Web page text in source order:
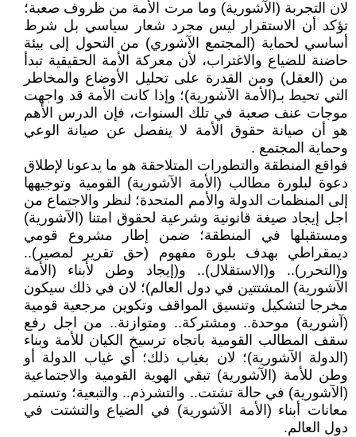
لان التجربة (الآشورية) وما مرت الأمة من ظروف صعبة؛
تؤكد أن الاستقرار ليس مجرد شعار سياسي بل شرط
أساسي لحماية (المجتمع الآشوري) من التحول إلى بيئة
حاضنة للضياع والاغتراب، لأن معركة الأمة الحقيقية تبدأ
من (العقل) ومن القدرة على تحليل الأوضاع والمخاطر
التي تحيط بـ(الأمة الآشورية)؛ وإذا كانت الأمة قد واجهت
موجات عنف صعبة في تلك السنوات، فإن الدرس الأهم
هو أن صيانة حقوق الأمة لا ينفصل عن صيانة الوعي
وحماية المجتمع .
فواقع المنطقة والتطورات المتلاحقة هو ما يدعونا لإطلاق
دعوة لبلورة مطالب (الأمة الآشورية) القومية وتوجيهها
إلى المنظمات الدولة والأمم المتحدة؛ لنظر والاجتماع من
اجل إيجاد صيغة قانونية وشرعية لحقوق امتنا (الآشورية)
ومستقبلها في المنطقة؛ ضمن إطار مشروع قومي
ديمقراطي بهدف بلورة مفهوم (حق تقرير لمصير)..
و(التحرر).. و(الاستقلال).. و(إيجاد وطن لأبناء (الأمة
الآشورية) المشتتين في دول العالم)؛ لان في ذلك سيكون
مخرجا لتشكيل وتنسيق المواقف وتكوين مرجعية قومية
(آشورية) موحدة.. ومشتركة.. ومتوازنة.. من اجل رفع
سقف المطالب القومية باتجاه ترسيخ الكيان للأمة وبناء
(الدولة الآشورية)؛ لان بغياب ذلك؛ أي غياب الدولة أو
وطن للأمة (الآشورية) تبقي الهوية القومية والاجتماعية
(الآشورية) في حالة تشتت.. والتشرذم.. والتبعية؛ وتستمر
معانات أبناء (الأمة الآشورية) في الضياع والتشتت في
دول العالم.